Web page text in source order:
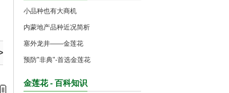
小品种也有大商机
内蒙地产品种近况简析
塞外龙井——金莲花
预防"非典"-首选金莲花
金莲花 - 百科知识